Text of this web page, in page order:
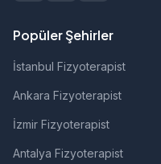
Popüler Şehirler
İstanbul Fizyoterapist
Ankara Fizyoterapist
İzmir Fizyoterapist
Antalya Fizyoterapist